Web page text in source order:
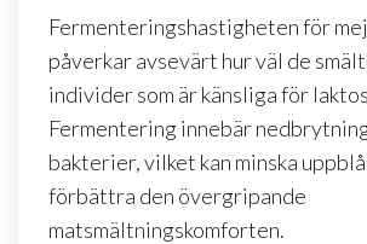
Fermenteringshastigheten för
påverkar avsevärt hur väl de
individer som är känsliga för
Fermentering innebär
bakterier, vilket kan minska
förbättra den övergripande
matsmältningskomforten.